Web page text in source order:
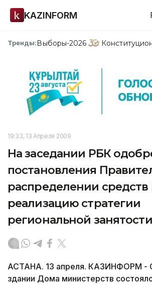
KAZINFORM
Тренды:Выборы-2026
19:33, 13 Апреля 2009
На заседании РБК
постановления
распределении средств
реализацию стратегии
региональной занятости
АСТАНА. 13 апреля. КАЗИНФОРМ -
здании Дома министерств